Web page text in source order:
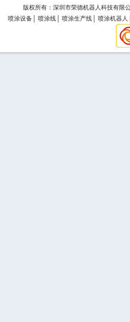
版权所有：深圳市荣德机器人科技有限
喷涂设备
喷涂线 喷涂生产线 喷涂机器人